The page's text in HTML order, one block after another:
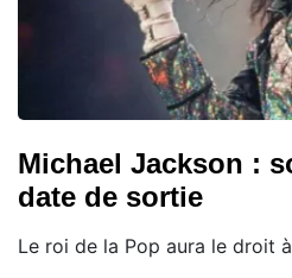
Michael Jackson :
date de sortie
Le roi de la Pop aura le droit